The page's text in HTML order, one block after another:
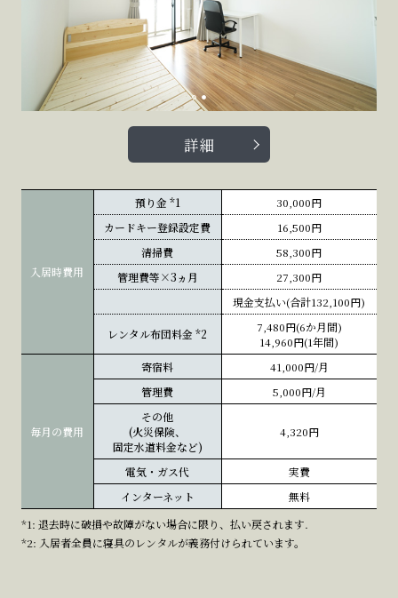
詳細
入居時費用
預り金 *1
30,000円
カードキー登録設定費
16,500円
清掃費
58,300円
管理費等×3ヵ月
27,300円
現金支払い(合計132,100円)
レンタル布団料金*2
7,480円(6か月間)
14,960円(1年間)
毎月の費用
寄宿料
41,000円/月
管理費
5,000円/月
その他
(火災保険、
固定水道料金など)
4,320円
電気・ガス代
実費
インターネット
無料
*1: 退去時に破損や故障がない場合に限り、払い戻されます.
*2: 入居者全員に寝具のレンタルが義務付けられています。